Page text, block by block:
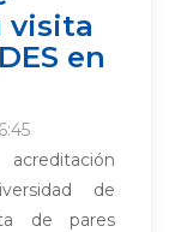
visita
en
de
de pares